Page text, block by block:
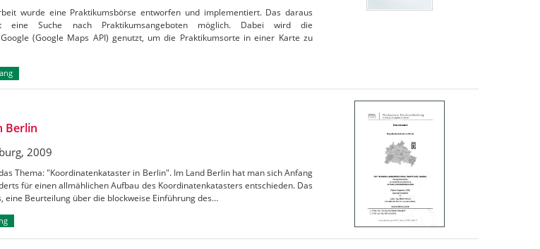
wurde eine Praktikumsbörse entworfen und implementiert. Das daraus
eine Suche nach Praktikumsangeboten möglich. Dabei wird die
(Google Maps API) genutzt, um die Praktikumsorte in einer Karte zu
Berlin
2009
Thema: "Koordinatenkataster in Berlin". Im Land Berlin hat man sich Anfang
für einen allmählichen Aufbau des Koordinatenkatasters entschieden. Das
eine Beurteilung über die blockweise Einführung des…